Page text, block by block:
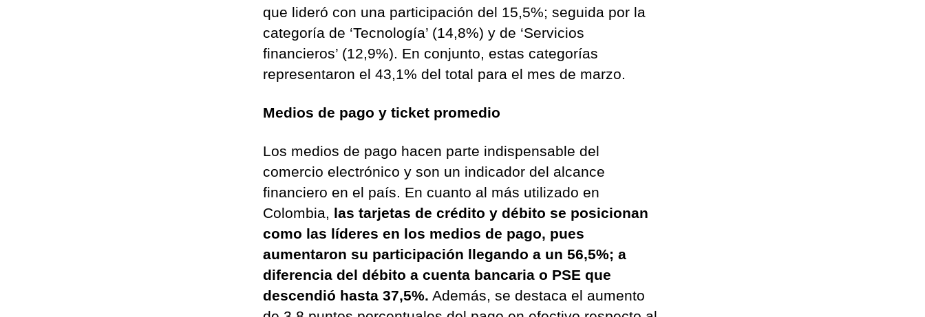
que lideró con una participación del 15,5%; seguida por la
categoría de ‘Tecnología’ (14,8%) y de ‘Servicios
financieros’ (12,9%). En conjunto, estas categorías
representaron el 43,1% del total para el mes de marzo.
Medios de pago y ticket promedio
Los medios de pago hacen parte indispensable del
comercio electrónico y son un indicador del alcance
financiero en el país. En cuanto al más utilizado en
Colombia, las tarjetas de crédito y débito se posicionan
como las líderes en los medios de pago, pues
aumentaron su participación llegando a un 56,5%; a
diferencia del débito a cuenta bancaria o PSE que
descendió hasta 37,5%. Además, se destaca el aumento